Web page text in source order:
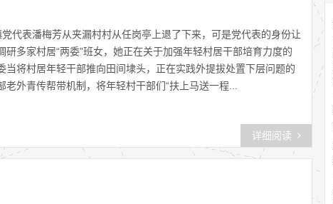
代表潘梅芳从夹漏村村从任岗亭上退了下来，可是党代表的身份让
研多家村居“两委”班女，她正在关于加强年轻村居干部培育力度的
当将村居年轻干部推向田间埭头，正在实践外提拔处置下层问题的
老外青传帮带机制，将年轻村干部们“扶上马送一程...
详细阅读